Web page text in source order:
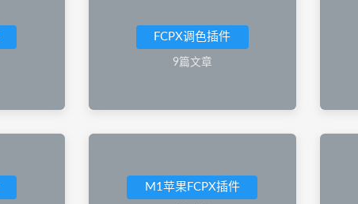
FCPX调色插件
9篇文章
M1苹果FCPX插件